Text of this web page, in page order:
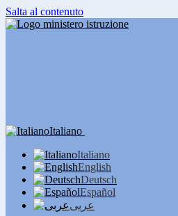
Salta al contenuto
Italiano
Italiano
English
Deutsch
Español
عربى